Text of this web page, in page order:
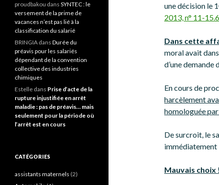
une décision le
2013, n° 11-
Dans cette
moral avait
d’une
En cours de
harcèlement
homologuée
De surcroit, le
immédiatement
Mauvais choix !
proudbakou dans SYNTEC : le
versement de la prime de
vacances n’est pas lié à la
classification du salarié
BRINGIA dans Durée du
préavis pour les salariés
dépendant de la convention
collective des industries
chimiques
Estelle dans Prise d’acte de la
rupture injustifiée en arrêt
maladie : pas de préavis… mais
seulement pour la période où
l’arrêt est en cours
CATÉGORIES
assistants maternels (2)